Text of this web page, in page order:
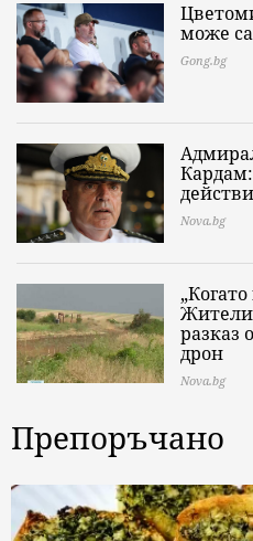
може
Gong.bg
Nova.bg
Жители
разказ
дрон
Nova.bg
Препоръчано